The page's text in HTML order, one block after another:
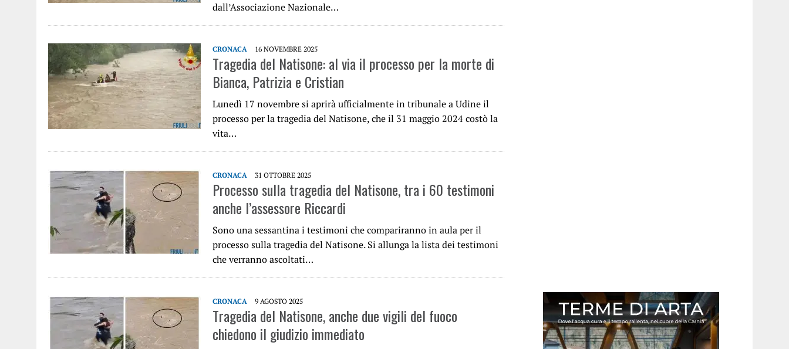
dall’Associazione Nazionale…
CRONACA 16 NOVEMBRE 2025
Tragedia del Natisone: al via il processo per la morte di
Bianca, Patrizia e Cristian
Lunedì 17 novembre si aprirà ufficialmente in tribunale a Udine il
processo per la tragedia del Natisone, che il 31 maggio 2024 costò la
vita…
CRONACA 31 OTTOBRE 2025
Processo sulla tragedia del Natisone, tra i 60 testimoni
anche l’assessore Riccardi
Sono una sessantina i testimoni che compariranno in aula per il
processo sulla tragedia del Natisone. Si allunga la lista dei testimoni
che verranno ascoltati…
CRONACA 9 AGOSTO 2025
Tragedia del Natisone, anche due vigili del fuoco
chiedono il giudizio immediato